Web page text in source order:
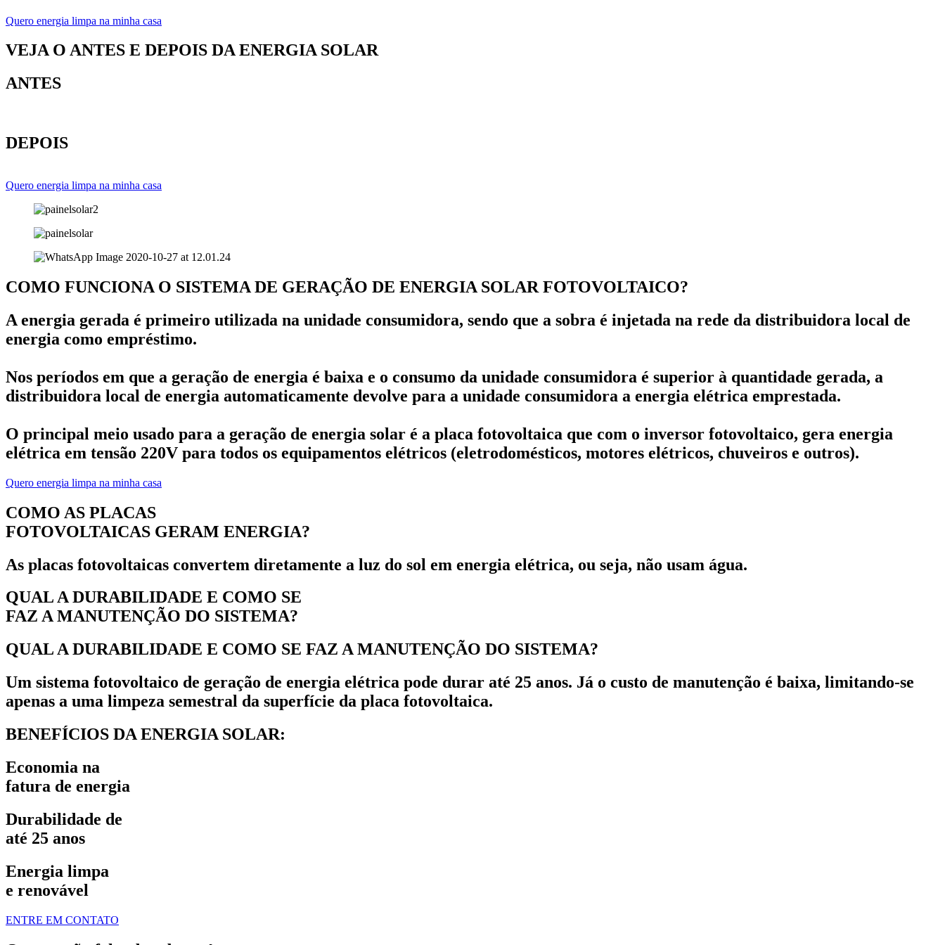
Quero energia limpa na minha casa
VEJA O ANTES E DEPOIS DA ENERGIA SOLAR
ANTES
DEPOIS
Quero energia limpa na minha casa
COMO FUNCIONA O SISTEMA DE GERAÇÃO DE ENERGIA SOLAR FOTOVOLTAICO?
A energia gerada é primeiro utilizada na unidade consumidora, sendo que a sobra é injetada na rede da distribuidora local de
energia como empréstimo.
Nos períodos em que a geração de energia é baixa e o consumo da unidade consumidora é superior à quantidade gerada, a
distribuidora local de energia automaticamente devolve para a unidade consumidora a energia elétrica emprestada.
O principal meio usado para a geração de energia solar é a placa fotovoltaica que com o inversor fotovoltaico, gera energia
elétrica em tensão 220V para todos os equipamentos elétricos (eletrodomésticos, motores elétricos, chuveiros e outros).
Quero energia limpa na minha casa
COMO AS PLACAS
FOTOVOLTAICAS GERAM ENERGIA?
As placas fotovoltaicas convertem diretamente a luz do sol em energia elétrica, ou seja, não usam água.
QUAL A DURABILIDADE E COMO SE
FAZ A MANUTENÇÃO DO SISTEMA?
QUAL A DURABILIDADE E COMO SE FAZ A MANUTENÇÃO DO SISTEMA?
Um sistema fotovoltaico de geração de energia elétrica pode durar até 25 anos. Já o custo de manutenção é baixa, limitando-se
apenas a uma limpeza semestral da superfície da placa fotovoltaica.
BENEFÍCIOS DA ENERGIA SOLAR:
Economia na
fatura de energia
Durabilidade de
até 25 anos
Energia limpa
e renovável
ENTRE EM CONTATO